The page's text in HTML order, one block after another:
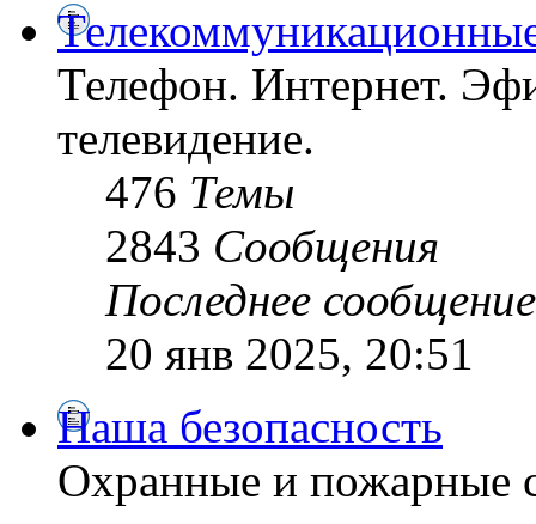
Телефон. Интернет.
телевидение.
476 Темы
2843 Сообщения
Последнее сообщение
20 янв 2025, 20:51
Наша безопасность
Охранные и пожарные